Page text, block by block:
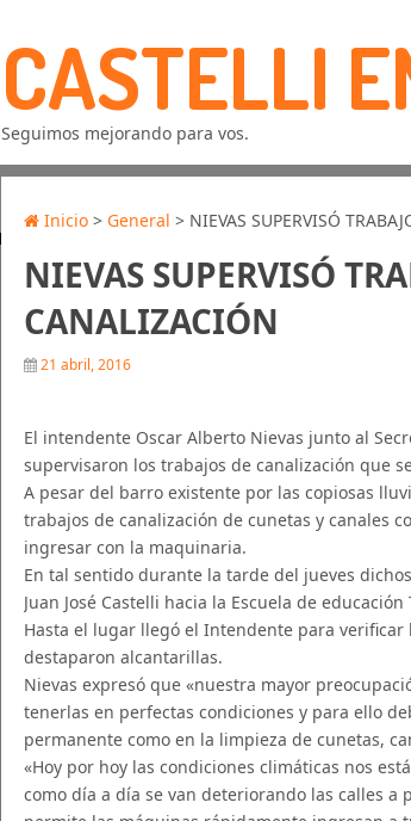
CASTELLI
Seguimos mejorando para vos.
Inicio > General > NIEVAS SUPERVISÓ
NIEVAS SUPERVISÓ
CANALIZACIÓN
21 abril, 2016
El intendente Oscar Alberto Nievas junto al
supervisaron los trabajos de canalización que
A pesar del barro existente por las copiosas
trabajos de canalización de cunetas y canales
ingresar con la maquinaria.
En tal sentido durante la tarde del jueves
Juan José Castelli hacia la Escuela de educación
Hasta el lugar llegó el Intendente para verificar
destaparon alcantarillas.
Nievas expresó que «nuestra mayor
tenerlas en perfectas condiciones y para ello
permanente como en la limpieza de cunetas,
«Hoy por hoy las condiciones climáticas nos
como día a día se van deteriorando las calles a